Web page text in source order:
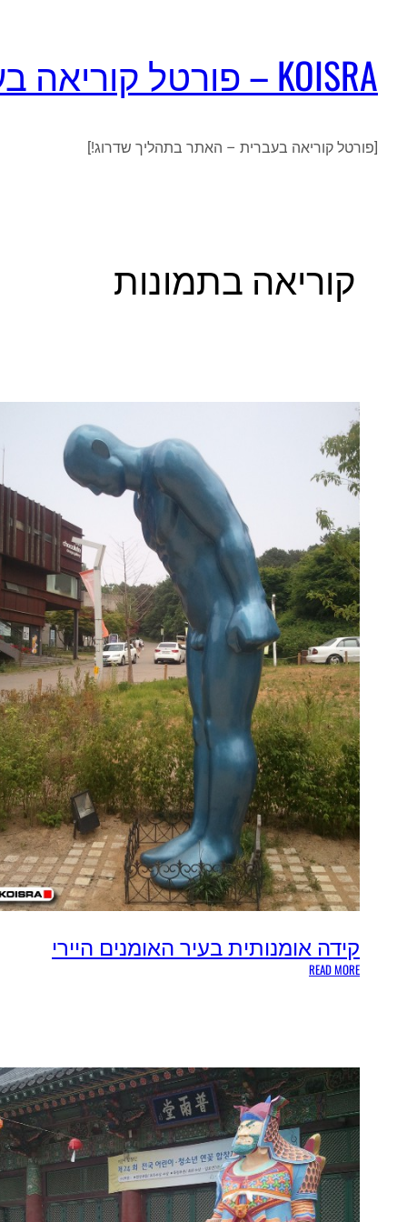
KOISRA – פורטל קוריאה בעברית
[פורטל קוריאה בעברית – האתר בתהליך שדרוג!]
קוריאה בתמונות
קידה אומנותית בעיר האומנים היירי
READ MORE
:
א
מ
נ
ו
ת
י
ת